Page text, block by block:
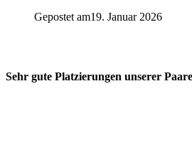
Gepostet am19. Januar 2026
Sehr gute Platzierungen unserer